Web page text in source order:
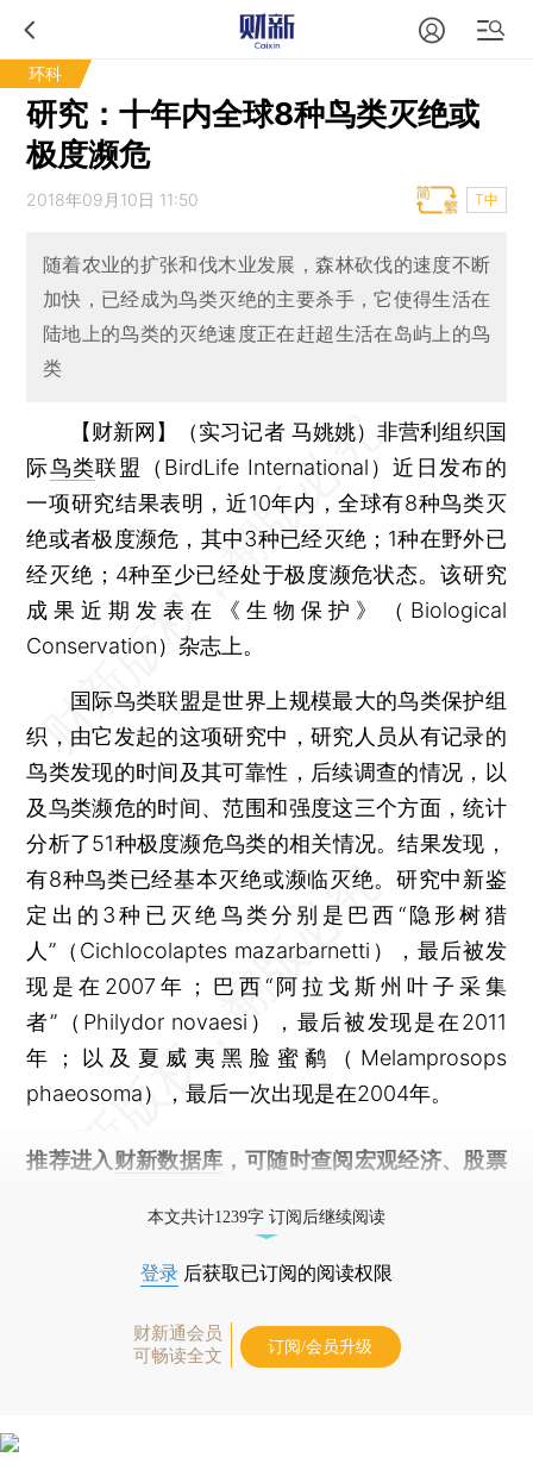
环科
研究：十年内全球8种鸟类灭绝或
极度濒危
2018年09月10日 11:50 T中
随着农业的扩张和伐木业发展，森林砍伐的速度不断
加快，已经成为鸟类灭绝的主要杀手，它使得生活在
陆地上的鸟类的灭绝速度正在赶超生活在岛屿上的鸟
类
【财新网】（实习记者 马姚姚）非营利组织国
际鸟类联盟（BirdLife International）近日发布的
一项研究结果表明，近10年内，全球有8种鸟类灭
绝或者极度濒危，其中3种已经灭绝；1种在野外已
经灭绝；4种至少已经处于极度濒危状态。该研究
成果近期发表在《生物保护》（Biological
Conservation）杂志上。
国际鸟类联盟是世界上规模最大的鸟类保护组
织，由它发起的这项研究中，研究人员从有记录的
鸟类发现的时间及其可靠性，后续调查的情况，以
及鸟类濒危的时间、范围和强度这三个方面，统计
分析了51种极度濒危鸟类的相关情况。结果发现，
有8种鸟类已经基本灭绝或濒临灭绝。研究中新鉴
定出的3种已灭绝鸟类分别是巴西“隐形树猎
人”（Cichlocolaptes mazarbarnetti），最后被发
现是在2007年；巴西“阿拉戈斯州叶子采集
者”（Philydor novaesi），最后被发现是在2011
年；以及夏威夷黑脸蜜鹬（Melamprosops
phaeosoma），最后一次出现是在2004年。
推荐进入 财新数据库 ，可随时查阅宏观经济、股票
本文共计1239字 订阅后继续阅读
登录 后获取已订阅的阅读权限
财新通会员
可畅读全文
订阅/会员升级